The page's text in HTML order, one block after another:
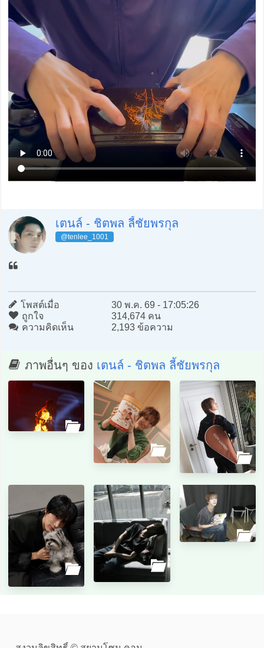
เตนล์ - ชิตพล ลี้ชัยพรกุล
@tenlee_1001
โพสต์เมื่อ
30 พ.ค. 69 - 17:05:26
ถูกใจ
314,674 คน
ความคิดเห็น
2,193 ข้อความ
ภาพอื่นๆ ของ เตนล์ - ชิตพล ลี้ชัยพรกุล